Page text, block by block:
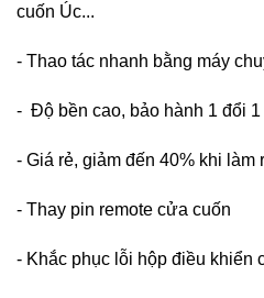
cuốn Úc...
- Thao tác nhanh bằng máy
- Độ bền cao, bảo hành 1 đổi 1
- Giá rẻ, giảm đến 40% khi
- Thay pin remote cửa cuốn
- Khắc phục lỗi hộp điều khiển